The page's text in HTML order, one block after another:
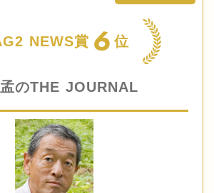
NEWS賞 6 位
のTHE JOURNAL